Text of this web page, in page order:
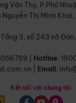
Văn Thụ, P.Phú
Nguyễn Thị Minh
Tầng 3, số 243 xã
Hotline:
Email:
Kết nối với chúng tôi